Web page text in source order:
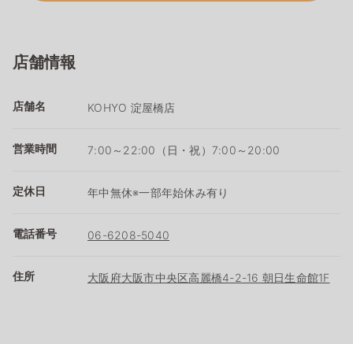
店舗情報
店舗名 KOHYO 淀屋橋店
営業時間 7:00～22:00（日・祝）7:00～20:00
定休日 年中無休※一部年始休み有り
電話番号 06-6208-5040
住所 大阪府大阪市中央区高麗橋4-2-16 朝日生命館1F